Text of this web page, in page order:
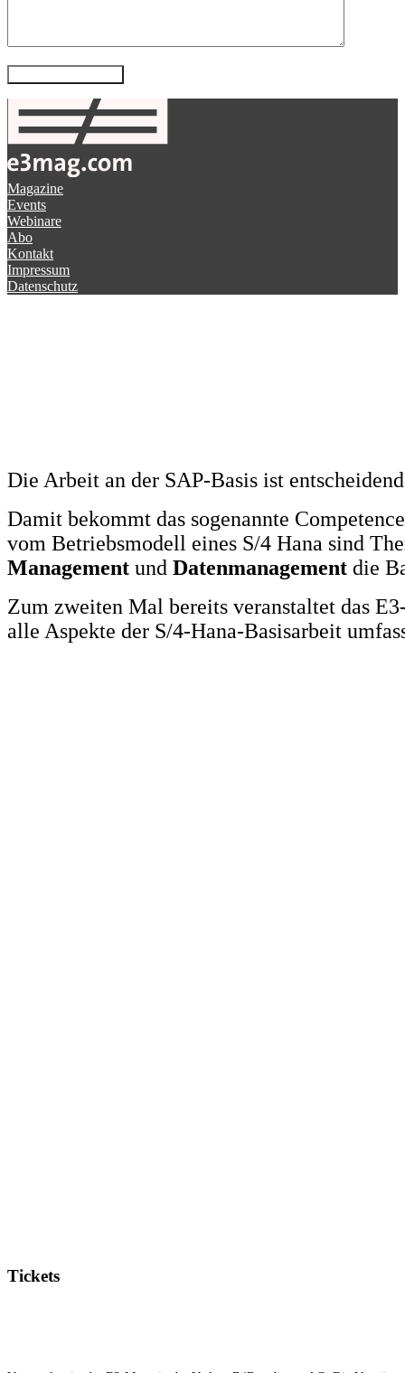
Magazine
Events
Webinare
Abo
Kontakt
Impressum
Datenschutz
Die Arbeit an der SAP-Basis ist
Damit bekommt das sogenannte
vom Betriebsmodell eines S/4 Hana sind
Management und Datenmanagement die
Zum zweiten Mal bereits veranstaltet das
alle Aspekte der S/4-Hana-Basisarbeit
Tickets